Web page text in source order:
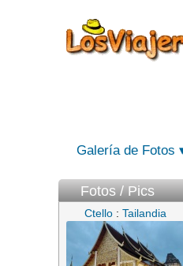
Galería de Fotos
Fotos / Pics
Ctello : Tailandia